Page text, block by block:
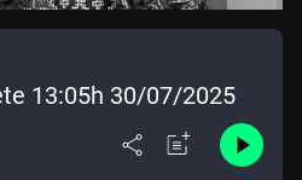
13:05h 30/07/2025